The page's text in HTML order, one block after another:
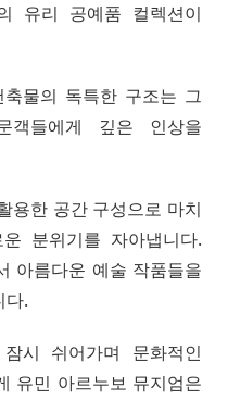
유리 공예품 컬렉션이
물의 독특한 구조는 그
객들에게 깊은 인상을
용한 공간 구성으로 마치
분위기를 자아냅니다.
아름다운 예술 작품들을
다.
시 쉬어가며 문화적인
유민 아르누보 뮤지엄은